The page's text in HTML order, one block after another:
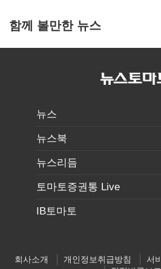
함께 볼만한 뉴스
뉴스
뉴스북
뉴스리듬
토마토증권통 Live
IB토마토
회사소개 개인정보취급방침 서